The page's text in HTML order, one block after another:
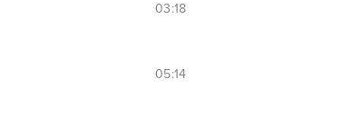
03:18
05:14